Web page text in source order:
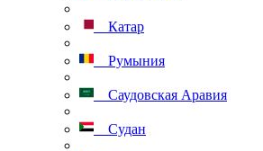
Катар
Румыния
Саудовская Аравия
Судан